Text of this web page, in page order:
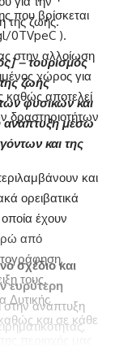
της ζωής.
– τουρισμός
ζωής
φυσικών και
ανάπτυξη μέσω
και της
σχέδιο και
ευρύτερη
στην ανάπτυξη
που βρίσκεται
0TVpeC ).
στην αλλοίωση
χώρος για
καθώς αποτελεί
δραστηριοτήτων
και
ορειβατικά
έχουν
από
τους.
Δυτικής
και σε κάθε